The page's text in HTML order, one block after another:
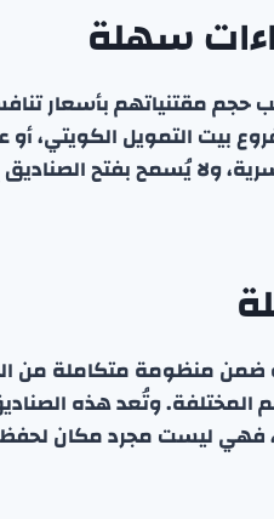
سهلة
حجم مقتنياتهم بأسعار
التمويل الكويتي، أو
ولا يُسمح بفتح
ضمن منظومة متكاملة من
المختلفة. وتُعد هذه
فهي ليست مجرد مكان لحفظ